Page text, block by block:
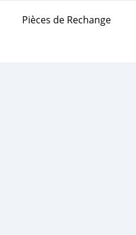
Pièces de Rechange